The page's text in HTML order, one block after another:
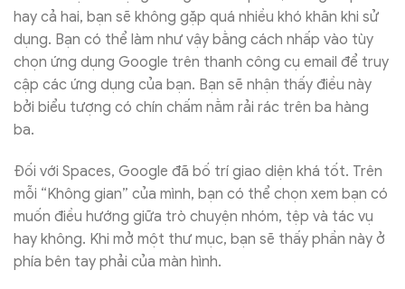
hay cả hai, bạn sẽ không gặp quá nhiều khó khăn khi sử
dụng. Bạn có thể làm như vậy bằng cách nhấp vào tùy
chọn ứng dụng Google trên thanh công cụ email để truy
cập các ứng dụng của bạn. Bạn sẽ nhận thấy điều này
bởi biểu tượng có chín chấm nằm rải rác trên ba hàng
ba.
Đối với Spaces, Google đã bố trí giao diện khá tốt. Trên
mỗi “Không gian” của mình, bạn có thể chọn xem bạn có
muốn điều hướng giữa trò chuyện nhóm, tệp và tác vụ
hay không. Khi mở một thư mục, bạn sẽ thấy phần này ở
phía bên tay phải của màn hình.